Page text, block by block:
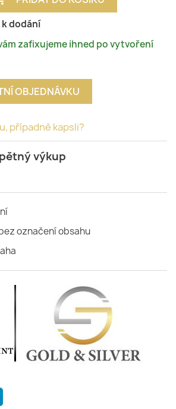
dodání
zafixujeme ihned po vytvoření
OBJEDNÁVKU
případně kapsli?
výkup
označení obsahu